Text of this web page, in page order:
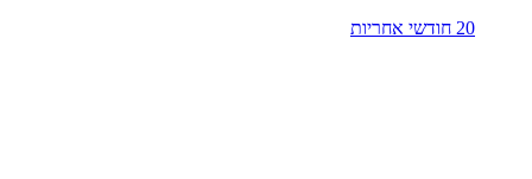
20 חודשי אחריות